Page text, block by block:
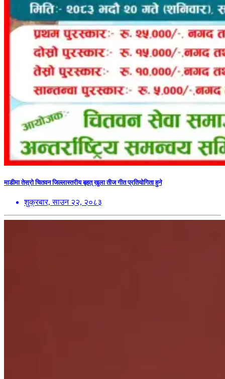
माडीमा तेस्रो चितवन जिल्लास्तरीय बृहत् खुला तीज गीत प्रतियोगिता हुने
शुक्रबार, साउन २२, २०८३